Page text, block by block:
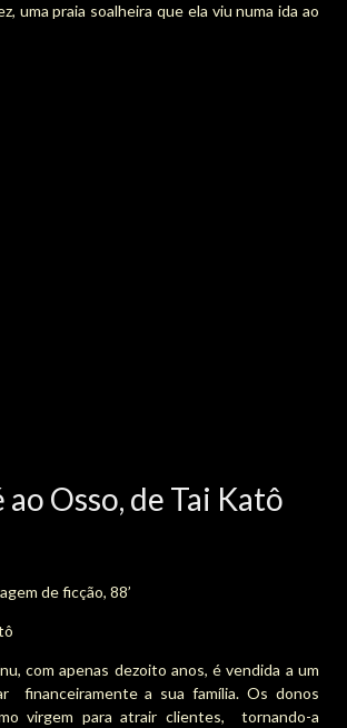
uma praia soalheira que ela viu numa ida ao
ao Osso, de Tai Katô
de ficção, 88’
com apenas dezoito anos, é vendida a um
financeiramente a sua família. Os donos
virgem para atrair clientes, tornando-a